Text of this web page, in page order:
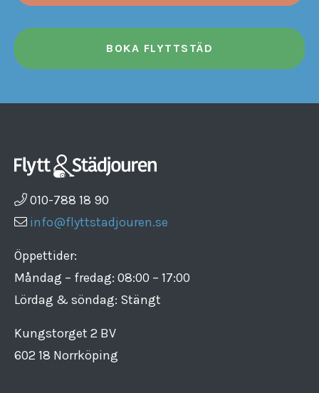
BOKA FLYTTSTÄD
010-788 18 90
info@flyttstadjouren.se
Öppettider:
Måndag – fredag: 08:00 – 17:00
Lördag & söndag: Stängt
Kungstorget 2 BV
602 18 Norrköping